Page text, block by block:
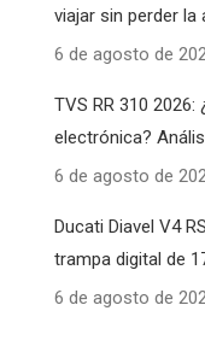
viajar sin perder la
6 de agosto de
TVS RR 310
electrónica?
6 de agosto de
Ducati Diavel V4
trampa digital de
6 de agosto de